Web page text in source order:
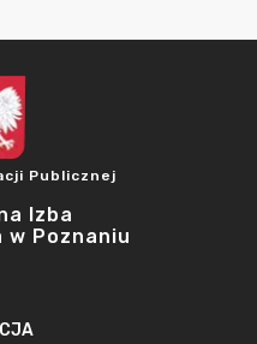
Publicznej
Izba
w Poznaniu